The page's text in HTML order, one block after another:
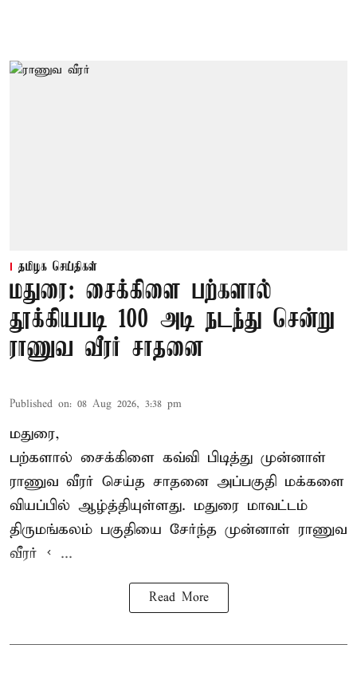
தமிழக செய்திகள்
மதுரை: சைக்கிளை பற்களால்
தூக்கியபடி 100 அடி நடந்து சென்று
ராணுவ வீரர் சாதனை
Published on: 08 Aug 2026, 3:38 pm
மதுரை,
பற்களால் சைக்கிளை கவ்வி பிடித்து முன்னாள்
ராணுவ வீரர் செய்த சாதனை அப்பகுதி மக்களை
வியப்பில் ஆழ்த்தியுள்ளது. மதுரை மாவட்டம்
திருமங்கலம் பகுதியை சேர்ந்த முன்னாள் ராணுவ
வீரர் < ...
Read More